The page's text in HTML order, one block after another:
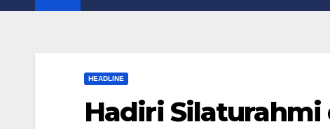
HEADLINE
Hadiri Silaturahmi